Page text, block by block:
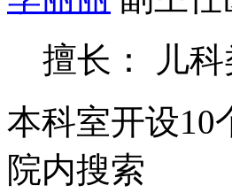
擅长： 儿
本科室开设10
院内搜索